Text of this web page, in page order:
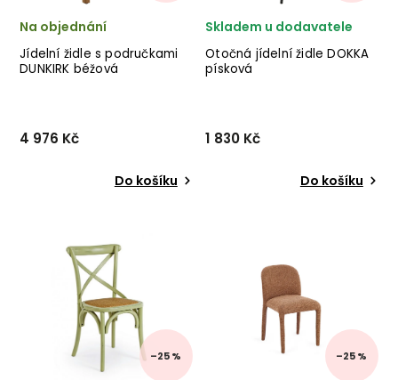
Jídelní židle s područkami
DUNKIRK béžová
Na objednání
4 976 Kč
Do košíku
kombinaci dubového dřeva
a béžové látky.
Otočná jídelní židle DOKKA
písková
Skladem u dodavatele
1 830 Kč
Do košíku
kombinaci černého kovu a
pískového potahu.
–25 % –25 %